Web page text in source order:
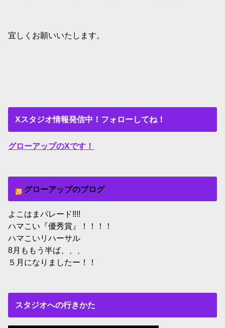
宜しくお願いいたします。
Xスタジオ情報発信中！フォローしてね！
グローアップのXです！
グローアップのブログ
よこはまパレード‼︎!!
ハマこい『優秀賞』！！！！
ハマこいリハーサル
8月ももう半ば、、、
５月になりましたー！！
スタジオへの行きかた